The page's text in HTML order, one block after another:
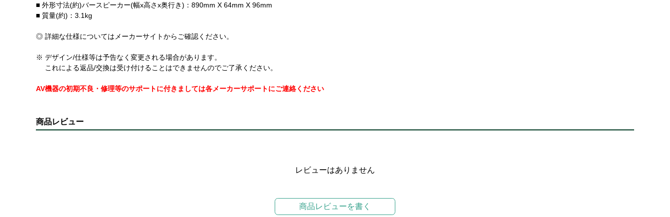
■ 外形寸法(約)バースピーカー(幅x高さx奥行き)：890mm X 64mm X 96mm
■ 質量(約)：3.1kg
◎ 詳細な仕様についてはメーカーサイトからご確認ください。
※ デザイン/仕様等は予告なく変更される場合があります。
これによる返品/交換は受け付けることはできませんのでご了承ください。
AV機器の初期不良・修理等のサポートに付きましては各メーカーサポートにご連絡ください
商品レビュー
レビューはありません
商品レビューを書く